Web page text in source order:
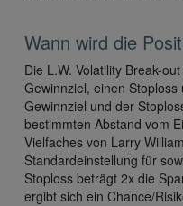
Wann wird die
Die L.W. Volatility Break-
Gewinnziel, einen
Gewinnziel und der
bestimmten Abstand vom
Vielfaches von Larry
Standardeinstellung für
Stoploss beträgt 2x die
ergibt sich ein Chance/